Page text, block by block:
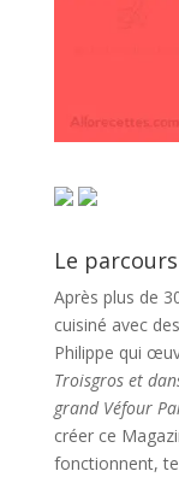
Le
Après plus de
cuisiné avec
Philippe qui
Troisgros et
grand Véfour
créer ce
fonctionnent,